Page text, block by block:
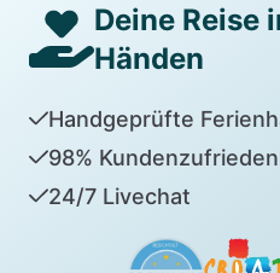
Deine Reise
Händen
Handgeprüfte
98%
24/7 Livechat